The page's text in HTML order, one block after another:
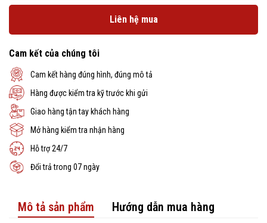
Liên hệ mua
Cam kết của chúng tôi
Cam kết hàng đúng hình, đúng mô tả
Hàng được kiểm tra kỹ trước khi gửi
Giao hàng tận tay khách hàng
Mở hàng kiểm tra nhận hàng
Hỗ trợ 24/7
Đổi trả trong 07 ngày
Mô tả sản phẩm Hướng dẫn mua hàng